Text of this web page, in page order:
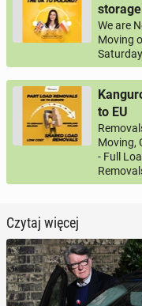
We are
Moving
to EU
Moving,
- Full
Czytaj więcej